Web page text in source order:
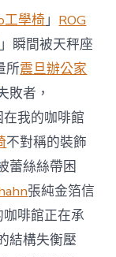
西
8
月
前
去
馬
國
與
柔
佛
J
億
嵐
辦
公
室
學椅」 ROG
」瞬間被天秤座
所震旦辦公家
敗者，
在我的咖啡館
不對稱的裝飾
蕾絲絲帶困
張純金箔信
啡館正在承
結構失衡壓